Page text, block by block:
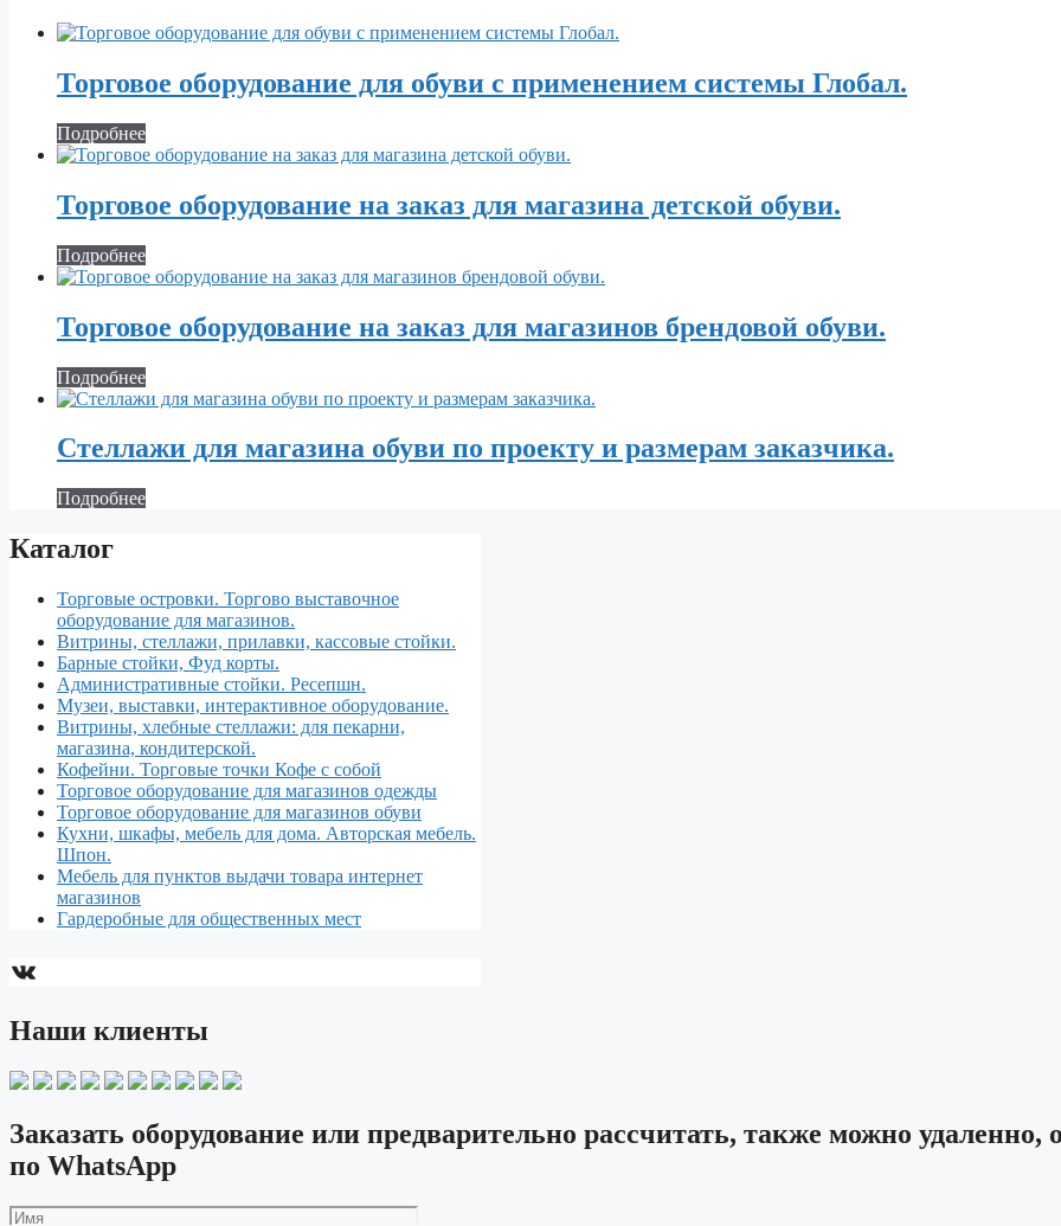
Торговое оборудование для обуви с применением системы Глобал.
Подробнее
Торговое оборудование на заказ для магазина детской обуви.
Подробнее
Торговое оборудование на заказ для магазинов брендовой обуви.
Подробнее
Стеллажи для магазина обуви по проекту и размерам заказчика.
Подробнее
Каталог
Торговые островки. Торгово выставочное
оборудование для магазинов.
Витрины, стеллажи, прилавки, кассовые стойки.
Барные стойки, Фуд корты.
Aдминистративные стойки. Ресепшн.
Музеи, выставки, интерактивное оборудование.
Витрины, хлебные стеллажи: для пекарни,
магазина, кондитерской.
Кофейни. Торговые точки Кофе с собой
Торговое оборудование для магазинов одежды
Торговое оборудование для магазинов обуви
Кухни, шкафы, мебель для дома. Авторская мебель.
Шпон.
Мебель для пунктов выдачи товара интернет
магазинов
Гардеробные для общественных мест
ВКонтакте
Наши клиенты
Заказать оборудование или предварительно рассчитать, также можно
по WhatsApp